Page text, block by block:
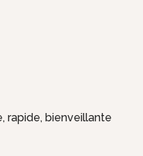
rapide, bienveillante